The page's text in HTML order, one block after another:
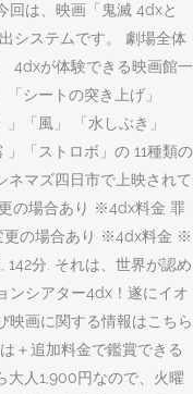
回は、映画「鬼滅 4dxと
システムです。 劇場全体
4dxが体験できる映画館一
シートの突き上げ」
「風」 「水しぶき」
」「ストロボ」の 11種類の
ネマズ四日市で上映されて
の場合あり ※4dx料金 罪
更の場合あり ※4dx料金 ※
分. それは、世界が認め
ンシアター4dx！遂にイオ
映画に関する情報はこちら
＋追加料金で鑑賞できる
大人1,900円なので、火曜